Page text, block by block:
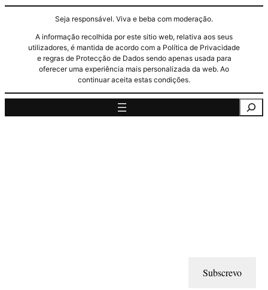
Seja responsável. Viva e beba com moderação.
A informação recolhida por este sitio web, relativa aos seus
utilizadores, é mantida de acordo com a Política de Privacidade
e regras de Protecção de Dados sendo apenas usada para
oferecer uma experiência mais personalizada da web. Ao
continuar aceita estas condições.
Subscrevo